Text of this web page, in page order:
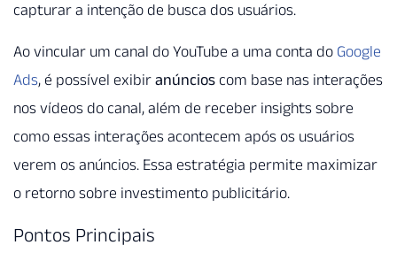
capturar a intenção de busca dos usuários.
Ao vincular um canal do YouTube a uma conta do Google
Ads, é possível exibir anúncios com base nas interações
nos vídeos do canal, além de receber insights sobre
como essas interações acontecem após os usuários
verem os anúncios. Essa estratégia permite maximizar
o retorno sobre investimento publicitário.
Pontos Principais